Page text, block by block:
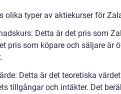
olika typer av aktiekurser för
Detta är det pris som
pris som köpare och säljare är
Detta är det teoretiska
tillgångar och intäkter. Det